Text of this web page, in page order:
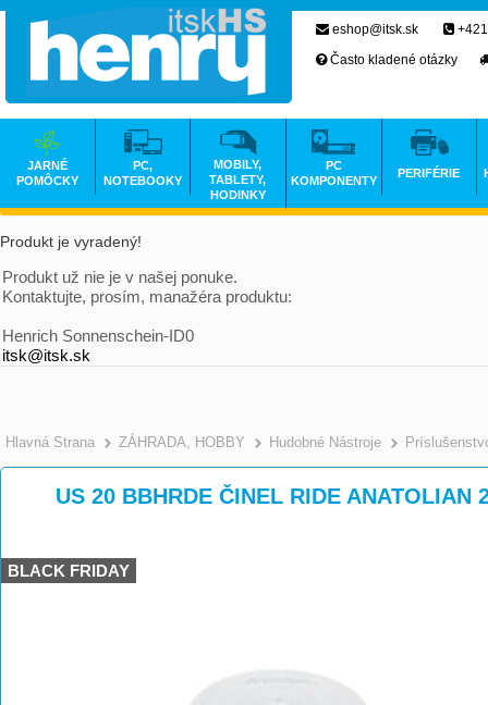
Produkt je vyradený!
Produkt už nie je v našej ponuke.
Kontaktujte, prosím, manažéra produktu:
Henrich Sonnenschein-ID0
itsk@itsk.sk
Hlavná Strana >
ZÁHRADA, HOBBY >
Hudobné Nástroje
US 20 BBHRDE ČINEL RIDE ANATOLIAN
BLACK FRIDAY
eshop@itsk.sk
Často kladené otázky
JARNÉ
POMÔCKY
PC,
NOTEBOOKY
MOBILY,
TABLETY,
HODINKY
PC
KOMPONENTY
PERIFÉRIE